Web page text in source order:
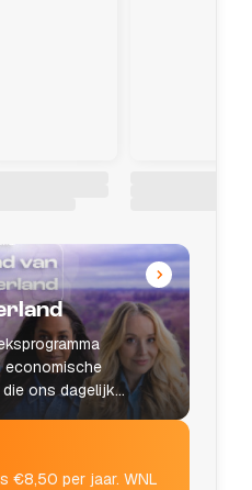
economische
ons dagelijks
€8,50 per jaar. WNL